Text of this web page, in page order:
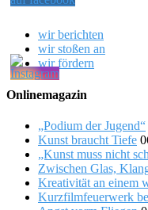
wir berichten
wir stoßen an
wir fördern
Onlinemagazin
„Podium der Jugend“
Kunst braucht Tiefe
„Kunst muss nicht
Zwischen Glas,
Kreativität an einem
Kurzfilmfeuerwerk